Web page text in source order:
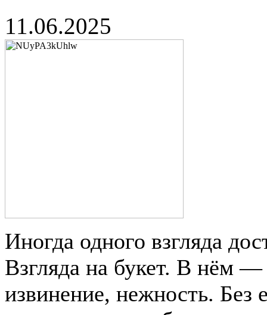
11.06.2025
Иногда одного взгляда
Взгляда на букет. В нём —
извинение, нежность. Без